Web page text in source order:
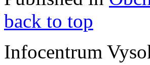
back to top
Infocentrum